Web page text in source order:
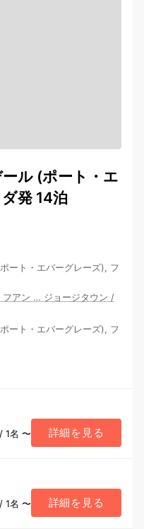
ル (ポート・エ
発 14泊
ート・エバーグレーズ), フ
フアン … ジョージタウン /
ート・エバーグレーズ), フ
/ 1名 〜 詳細を見る
/ 1名 〜 詳細を見る